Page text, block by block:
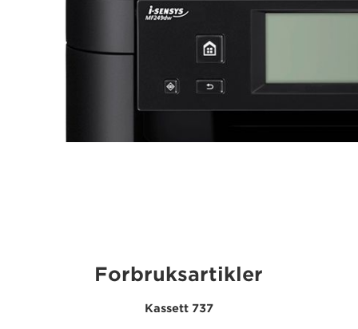
Forbruksartikler
Kassett 737